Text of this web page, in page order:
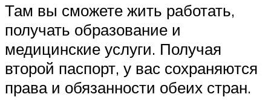
Там вы сможете жить работать,
получать образование и
медицинские услуги. Получая
второй паспорт, у вас сохраняются
права и обязанности обеих стран.